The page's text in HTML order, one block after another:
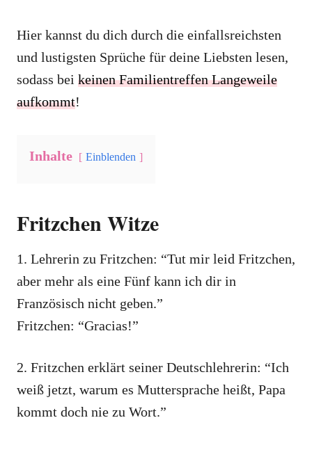
Hier kannst du dich durch die einfallsreichsten
und lustigsten Sprüche für deine Liebsten lesen,
sodass bei keinen Familientreffen Langeweile
aufkommt!
Inhalte Einblenden
Fritzchen Witze
1. Lehrerin zu Fritzchen: “Tut mir leid Fritzchen,
aber mehr als eine Fünf kann ich dir in
Französisch nicht geben.”
Fritzchen: “Gracias!”
2. Fritzchen erklärt seiner Deutschlehrerin: “Ich
weiß jetzt, warum es Muttersprache heißt, Papa
kommt doch nie zu Wort.”